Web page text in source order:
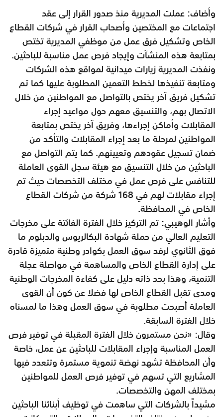
وأضاف: عملت المديرية منذ صدور القرار إلى عقد
اجتماعات مع المختصين وأصحاب القرار في شركات القطاع
الخاص وتشكيل فرق عمل من موظفي المديرية تختص
بمتابعة هذه المنشآت وإيجاد فرص عمل مناسبة للباحثين.
ونفذت المديرية زيارات ميدانية لمواقع هذه الشركات
ومتابعة تنفيذها لخطط التعمين المطلوبة عليها كما تم
تشكيل فريق آخر يختص بالتواصل مع المواطنين من خلال
الاتصال بهم، والتنسيق معهم حول مواعيد إجراء
المقابلات وأماكن إجراءها، وفريق آخر يختص بمتابعة
المواطنين لمرحلة ما بعد إجراء المقابلات والتأكد من
ضمان تسجيل عقودهم وتعيينهم. كما يتم التواصل مع
الباحثين من خلال التنسيق مع هيئة سجل القوى العاملة
للتنافس على فرص عمل في مختلف التخصصات حيث تم
إجراء مقابلات لهم في 168 شركة من شركات القطاع
الخاص في المحافظة.
وأشار الوهيبي: تم التركيز خلال الفترة الفائتة على مخرجات
التعليم العالي من حملة شهادة البكالريوس والدبلوم ما
فوق الثانوي لرفد سوق العمل بكوادر وطنية متميزة قادرة
على إدارة القطاع الخاص والمساهمة في مواصلة عجلة
التنمية، وهذا بحد ذاته دليل على كفاءة المخرجات الوطنية
ومدى تقبل القطاع الخاص لها فضلا عن كون أن القوى
العاملة أصبحت مطلوبة في سوق العمل وهذا ما لمسناه
خلال الفترة السابقة.
وقال: «نحن مستمرون خلال الفترة المقبلة في توفير فرص
العمل المناسبة وإجراء المقابلات للباحثين عن عمل، خاصة
وأن المحافظة تشهد نهضة تنموية مستمرة وتتعدد فيها
المشاريع التي تسهم في توفير فرص العمل للمواطنين
بمختلف المهن والتخصصات.
مشيداً بالشركات التي ساهمت في توظيف أبنائنا الباحثين